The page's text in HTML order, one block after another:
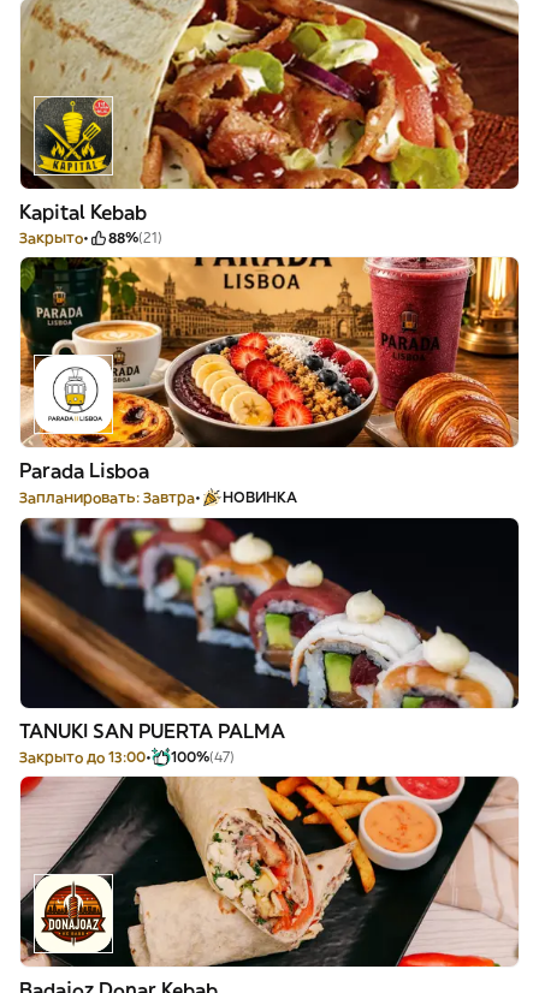
Kapital Kebab
Закрыто 88%(21)
Parada Lisboa
Запланировать: Завтра НОВИНКА
TANUKI SAN PUERTA PALMA
Закрыто до 13:00 100%(47)